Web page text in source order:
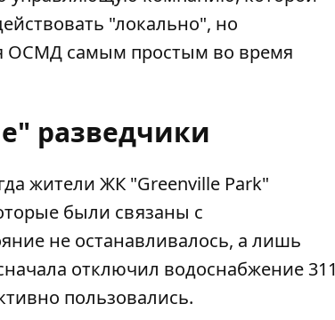
"локально", но
ОСМД самым простым во время
разведчики
жители ЖК "Greenville Park"
были связаны с
не останавливалось, а лишь
отключил водоснабжение 311
пользовались.